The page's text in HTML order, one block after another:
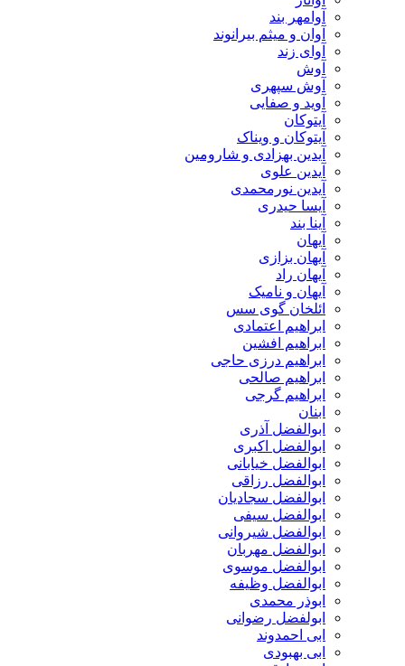
آوامهر بند
آوان و میثم بیرانوند
آوای زند
آوش
آوش سپهری
آوید و صفایی
آیتوکان
آیتوکان و ویناک
آیدین بهزادی و شارومین
آیدین علوی
آیدین نورمحمدی
آیسا حیدری
آینا بند
آیهان
آیهان بزازی
آیهان راد
آیهان و نامیک
ائلخان گوی سس
ابراهیم اعتمادی
ابراهیم افشین
ابراهیم درزی حاجی
ابراهیم صالحی
ابراهیم گرجی
ابنان
ابوالفضل آذری
ابوالفضل اکبری
ابوالفضل خیابانی
ابوالفضل رزاقی
ابوالفضل سجادیان
ابوالفضل سیفی
ابوالفضل شیروانی
ابوالفضل مهربان
ابوالفضل موسوی
ابوالفضل وظیفه
ابوذر محمدی
ابولفضل رضوانی
ابی احمدوند
ابی بهبودی